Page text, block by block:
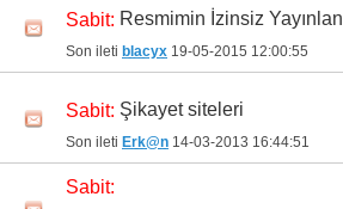
Sabit: Resmimin İzinsiz
Son ileti blacyx 19-05-2015 12:00:55
Sabit: Şikayet siteleri
Son ileti Erk@n 14-03-2013 16:44:51
Sabit: